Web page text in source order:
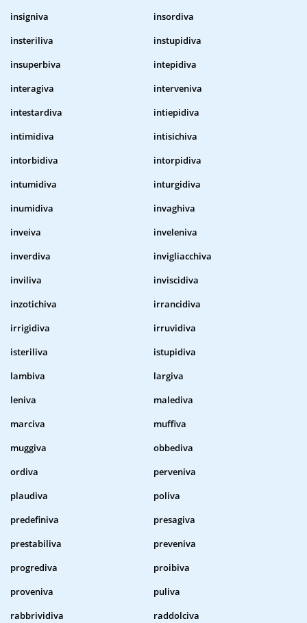
insigniva
insordiva
insteriliva
instupidiva
insuperbiva
intepidiva
interagiva
interveniva
intestardiva
intiepidiva
intimidiva
intisichiva
intorbidiva
intorpidiva
intumidiva
inturgidiva
inumidiva
invaghiva
inveiva
inveleniva
inverdiva
invigliacchiva
inviliva
inviscidiva
inzotichiva
irrancidiva
irrigidiva
irruvidiva
isteriliva
istupidiva
lambiva
largiva
leniva
malediva
marciva
muffiva
muggiva
obbediva
ordiva
perveniva
plaudiva
poliva
predefiniva
presagiva
prestabiliva
preveniva
progrediva
proibiva
proveniva
puliva
rabbrividiva
raddolciva